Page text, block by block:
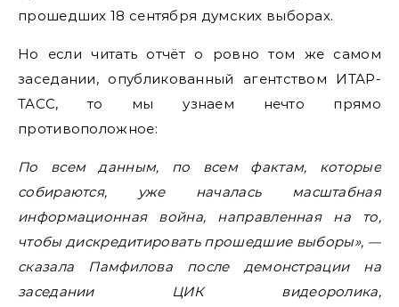
прошедших 18 сентября думских выборах.
Но если читать отчёт о ровно том же самом
заседании, опубликованный агентством ИТАР-
ТАСС, то мы узнаем нечто прямо
противоположное:
По всем данным, по всем фактам, которые
собираются, уже началась масштабная
информационная война, направленная на то,
чтобы дискредитировать прошедшие выборы», —
сказала Памфилова после демонстрации на
заседании ЦИК видеоролика,